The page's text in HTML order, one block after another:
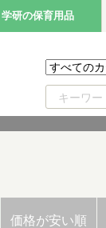
学研の保育用品
価格が安い順